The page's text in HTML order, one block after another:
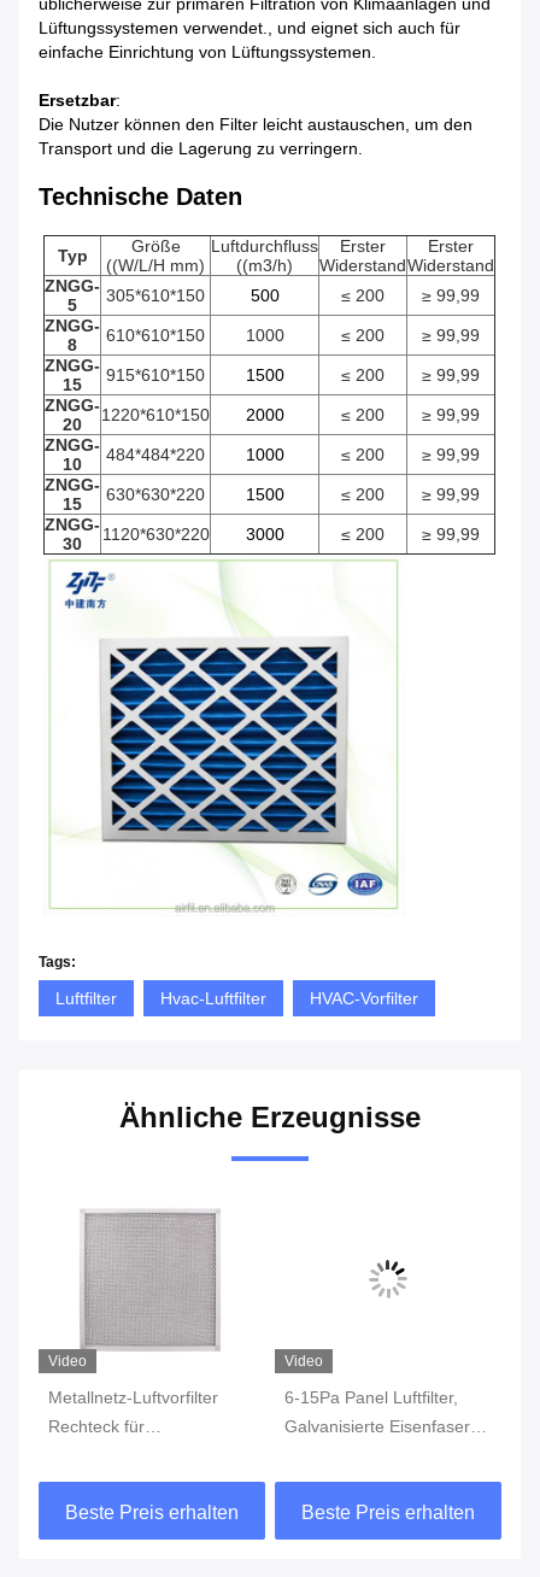
üblicherweise zur primären Filtration von Klimaanlagen und
Lüftungssystemen verwendet., und eignet sich auch für
einfache Einrichtung von Lüftungssystemen.
Ersetzbar:
Die Nutzer können den Filter leicht austauschen, um den
Transport und die Lagerung zu verringern.
Technische Daten
Typ
Größe
((W/L/H mm)
Luftdurchfluss
((m3/h)
Erster
Widerstand
Erster
Widerstand
ZNGG-
5
305*610*150 500 ≤ 200
≥ 99,99
ZNGG-
8
610*610*150 1000 ≤ 200
≥ 99,99
ZNGG-
15
915*610*150 1500 ≤ 200
≥ 99,99
ZNGG-
20
1220*610*150 2000 ≤ 200
≥ 99,99
ZNGG-
10
484*484*220 1000 ≤ 200
≥ 99,99
ZNGG-
15
630*630*220 1500 ≤ 200
≥ 99,99
ZNGG-
30
1120*630*220 3000 ≤ 200 ≥ 99,99
Tags:
Luftfilter Hvac-Luftfilter HVAC-Vorfilter
Ähnliche Erzeugnisse
Video
Metallnetz-Luftvorfilter
Rechteck für
Beste Preis erhalten
Video
6-15Pa Panel Luftfilter,
Galvanisierte Eisenfaser
Luftfilter
Beste Preis erhalten